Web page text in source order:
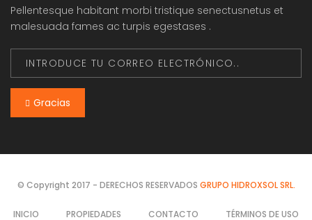
Pellentesque habitant morbi tristique senectusnetus et
malesuada fames ac turpis egestases .
Gracias
© Copyright 2017 - DERECHOS RESERVADOS GRUPO HIDROXSOL SRL.
INICIO PROPIEDADES CONTACTO TÉRMINOS DE USO